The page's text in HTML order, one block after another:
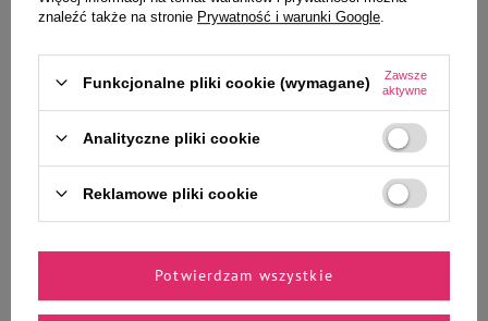
pies miał godne życie
36,99 zł
- +
cm
29,99 zł
Do koszyka
znaleźć także na stronie Prywatność i warunki Google
Funkcjonalne pliki cookie (wymagane)
Zawsze
aktywne
Analityczne pliki cookie
Reklamowe pliki cookie
Potwierdzam wszystkie